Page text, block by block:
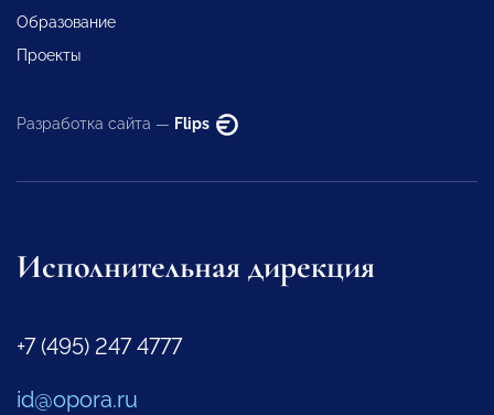
Образование
Проекты
Разработка сайта — Flips
Исполнительная дирекция
+7 (495) 247 4777
id@opora.ru